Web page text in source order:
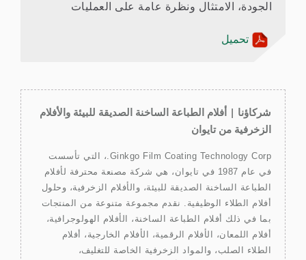
الجودة، الامتثال ونظرة عامة على العمليات
تحميل
شركاؤنا | أفلام الطباعة الساخنة الصديقة للبيئة والأفلام
الزخرفية من تايوان
Ginkgo Film Coating Technology Corp.، التي تأسست
في عام 1987 في تايوان، هي شركة مصنعة محترفة لأفلام
الطباعة الساخنة الصديقة للبيئة، والأفلام الزخرفية، وحلول
أفلام الطلاء الوظيفية. نقدم مجموعة متنوعة من المنتجات
بما في ذلك أفلام الطباعة الساخنة، الأفلام الهولوجرافية،
أفلام اللمعان، الأفلام الرقمية، الأفلام الخارجية، أفلام
الطلاء الصلب، والمواد الزخرفية الخاصة للتغليف،